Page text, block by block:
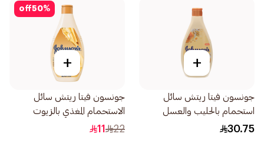
+
جونسون فيتا ريتش سائل
استحمام بالحليب والعسل
الطبيعي والشوفان 400مل
30.75
50%
off
+
جونسون فيتا ريتش سائل
الاستحمام المغذي بالزيوت
المجددة للبشرة 250مل
22
11